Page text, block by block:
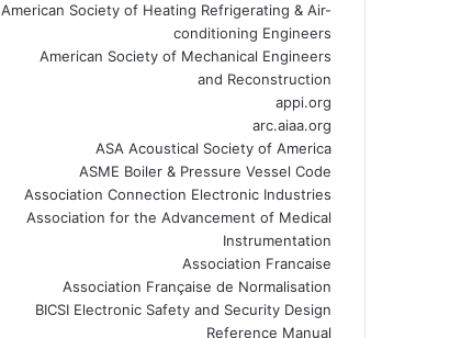
American Society of Heating Refrigerating & Air-
conditioning Engineers
American Society of Mechanical Engineers
and Reconstruction
appi.org
arc.aiaa.org
ASA Acoustical Society of America
ASME Boiler & Pressure Vessel Code
Association Connection Electronic Industries
Association for the Advancement of Medical
Instrumentation
Association Francaise
Association Française de Normalisation
BICSI Electronic Safety and Security Design
Reference Manual